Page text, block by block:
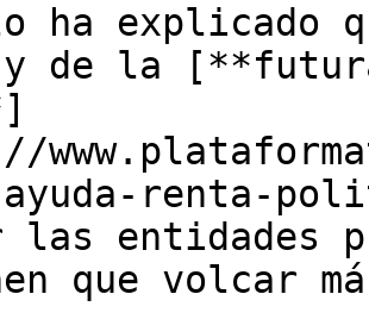
ha explicado
de la
renta-
entidades
que volcar